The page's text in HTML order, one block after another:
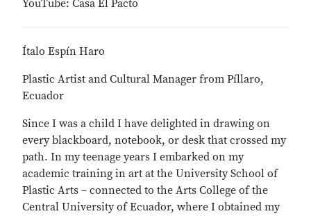
YouTube: Casa El Pacto
Ítalo Espín Haro
Plastic Artist and Cultural Manager from Píllaro,
Ecuador
Since I was a child I have delighted in drawing on
every blackboard, notebook, or desk that crossed my
path. In my teenage years I embarked on my
academic training in art at the University School of
Plastic Arts – connected to the Arts College of the
Central University of Ecuador, where I obtained my